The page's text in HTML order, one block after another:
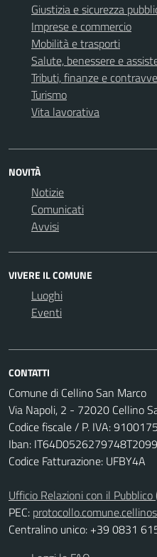
Giustizia e sicurezza
Imprese e commercio
Mobilità e trasporti
Salute, benessere e
Tributi, finanze e
Turismo
Vita lavorativa
NOVITÀ
Notizie
Comunicati
Avvisi
VIVERE IL COMUNE
Luoghi
Eventi
CONTATTI
Comune di Cellino San Marco
Via Napoli, 2 - 72020 Cellino
Codice fiscale / P. IVA:
Iban:
Codice Fatturazione: UFBY4A
Ufficio Relazioni con il Pubblico
PEC:
Centralino unico: +39 0831